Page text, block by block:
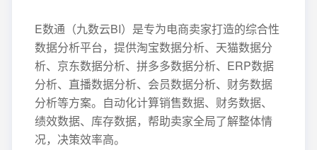
E数通（九数云BI）是专为电商卖家打造的综合性
数据分析平台，提供淘宝数据分析、天猫数据分
析、京东数据分析、拼多多数据分析、ERP数据
分析、直播数据分析、会员数据分析、财务数据
分析等方案。自动化计算销售数据、财务数据、
绩效数据、库存数据，帮助卖家全局了解整体情
况，决策效率高。